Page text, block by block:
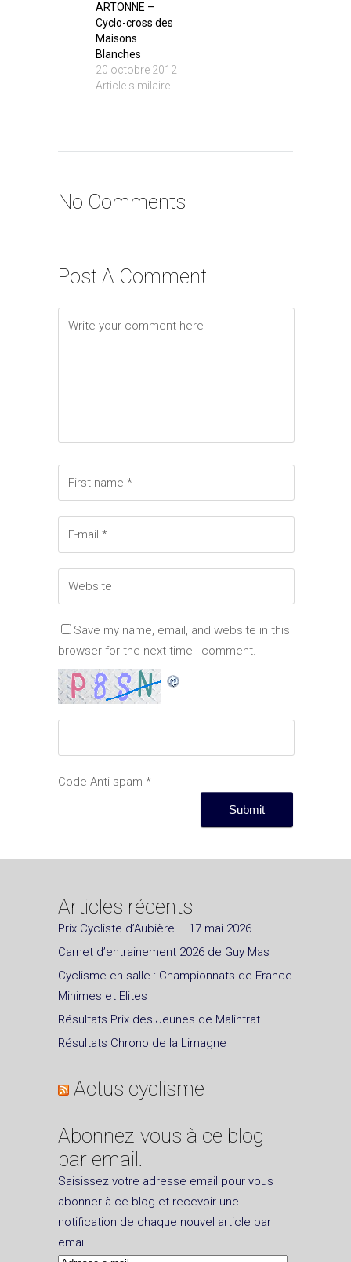
ARTONNE –
Cyclo-cross des
Maisons
Blanches
20 octobre 2012
Article similaire
No Comments
Post A Comment
Save my name, email, and website in this
browser for the next time I comment.
Code Anti-spam *
Articles récents
Prix Cycliste d’Aubière – 17 mai 2026
Carnet d’entrainement 2026 de Guy Mas
Cyclisme en salle : Championnats de France
Minimes et Elites
Résultats Prix des Jeunes de Malintrat
Résultats Chrono de la Limagne
Actus cyclisme
Abonnez-vous à ce blog
par email.
Saisissez votre adresse email pour vous
abonner à ce blog et recevoir une
notification de chaque nouvel article par
email.